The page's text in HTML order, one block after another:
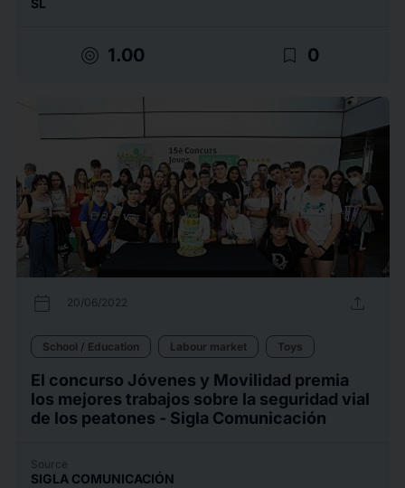
target 1.00 bookmark_border 0
calendar_today 20/06/2022 upload
School / Education Labour market Toys
El concurso Jóvenes y Movilidad premia
los mejores trabajos sobre la seguridad vial
de los peatones - Sigla Comunicación
Source
SIGLA COMUNICACIÓN